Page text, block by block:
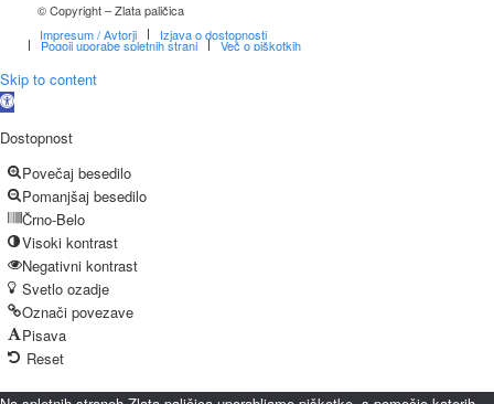
© Copyright – Zlata paličica
Impresum / Avtorji
Izjava o dostopnosti
Pogoji uporabe spletnih strani Več o piškotkih
Skip to content
Open
Dostopnost
Povečaj besedilo
Pomanjšaj besedilo
Črno-Belo
Visoki kontrast
Negativni kontrast
Svetlo ozadje
Označi povezave
Pisava
Reset